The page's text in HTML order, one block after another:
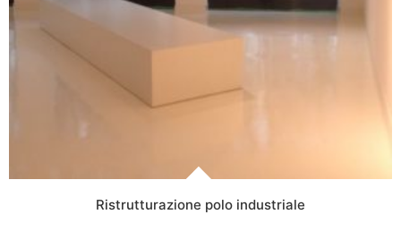
Ristrutturazione polo industriale